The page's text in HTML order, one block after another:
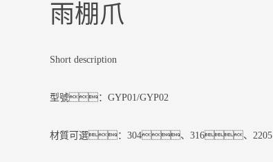
雨棚爪
Short description
型號：GYP01/GYP02
材質可選：304、316、2205